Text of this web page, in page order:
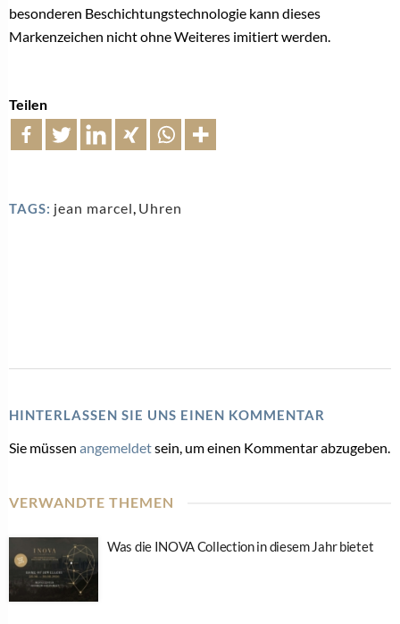
besonderen Beschichtungstechnologie kann dieses
Markenzeichen nicht ohne Weiteres imitiert werden.
Teilen
TAGS: jean marcel, Uhren
HINTERLASSEN SIE UNS EINEN KOMMENTAR
Sie müssen angemeldetsein, um einen Kommentar abzugeben.
VERWANDTE THEMEN
Was die INOVA Collection in diesem Jahr bietet